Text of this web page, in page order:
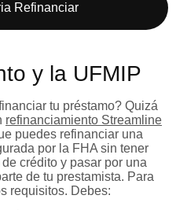
Refinanciar
y la UFMIP
tu préstamo? Quizá
refinanciamiento Streamline
puedes refinanciar una
por la FHA sin tener
crédito y pasar por una
de tu prestamista. Para
requisitos. Debes: